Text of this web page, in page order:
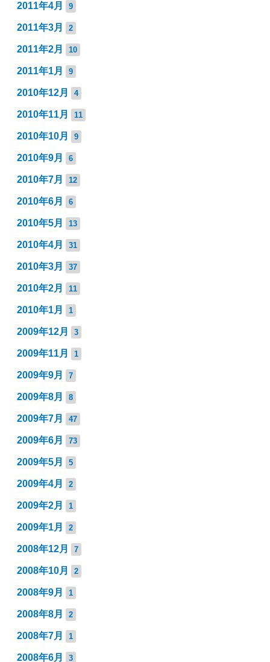
2011年4月 9
2011年3月 2
2011年2月 10
2011年1月 9
2010年12月 4
2010年11月 11
2010年10月 9
2010年9月 6
2010年7月 12
2010年6月 6
2010年5月 13
2010年4月 31
2010年3月 37
2010年2月 11
2010年1月 1
2009年12月 3
2009年11月 1
2009年9月 7
2009年8月 8
2009年7月 47
2009年6月 73
2009年5月 5
2009年4月 2
2009年2月 1
2009年1月 2
2008年12月 7
2008年10月 2
2008年9月 1
2008年8月 2
2008年7月 1
2008年6月 3